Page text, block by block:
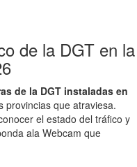
de la DGT en la
de la DGT instaladas en
provincias que atraviesa.
el estado del tráfico y
ala Webcam que